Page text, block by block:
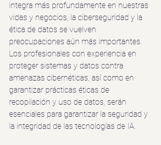
integra más profundamente en nuestras
vidas y negocios, la ciberseguridad y la
ética de datos se vuelven
preocupaciones aún más importantes.
Los profesionales con experiencia en
proteger sistemas y datos contra
amenazas cibernéticas, así como en
garantizar prácticas éticas de
recopilación y uso de datos, serán
esenciales para garantizar la seguridad y
la integridad de las tecnologías de IA.